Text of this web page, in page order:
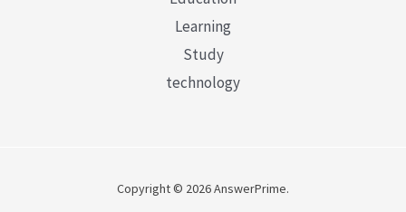
Learning
Study
technology
Copyright © 2026 AnswerPrime.